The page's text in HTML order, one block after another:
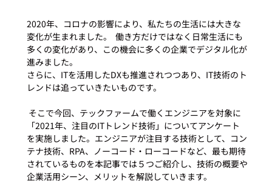
2020年、コロナの影響により、私たちの生活には大きな
変化が生まれました。  働き方だけではなく日常生活にも
多くの変化があり、この機会に多くの企業でデジタル化が
進みました。
さらに、ITを活用したDXも推進されつつあり、IT技術のト
レンドは追っていきたいものです。
「2021年、注目のITトレンド技術」についてアンケート
を実施しました。エンジニアが注目する技術として、コン
テナ技術、RPA、ノーコード・ローコードなど、最も期待
されているものを本記事では５つご紹介し、技術の概要や
企業活用シーン、メリットを解説していきます。